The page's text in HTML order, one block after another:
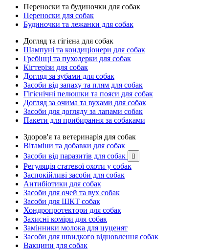
Переноски та будиночки для собак
Переноски для собак
Будиночки та лежанки для собак
Догляд та гігієна для собак
Шампуні та кондиціонери для собак
Гребінці та пуходерки для собак
Кігтерізи для собак
Догляд за зубами для собак
Засоби від запаху та плям для собак
Гігієнічні пелюшки та пояси для собак
Догляд за очима та вухами для собак
Засоби для догляду за лапами собак
Пакети для прибирання за собаками
Здоров'я та ветеринарія для собак
Вітаміни та добавки для собак
Засоби від паразитів для собак

Регуляція статевої охоти у собак
Заспокійливі засоби для собак
Антибіотики для собак
Засоби для очей та вух собак
Засоби для ШКТ собак
Хондропротектори для собак
Захисні коміри для собак
Замінники молока для цуценят
Засоби для швидкого відновлення собак
Вакцини для собак